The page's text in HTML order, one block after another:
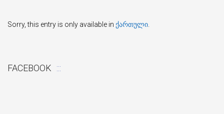
Sorry, this entry is only available in ქართული
FACEBOOK